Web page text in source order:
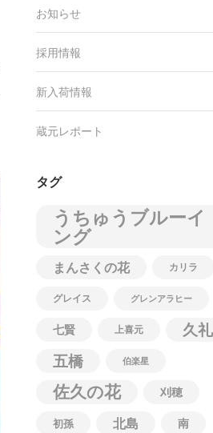
お知らせ
採用情報
新入荷情報
蔵元レポート
タグ
うちゅうブルーイ
ング
まんさくの花 カリラ
グレイス グレンアラヒー
七賢 上喜元
久礼
五橋
伯楽星
佐久の花 刈穂
初孫 北島 南